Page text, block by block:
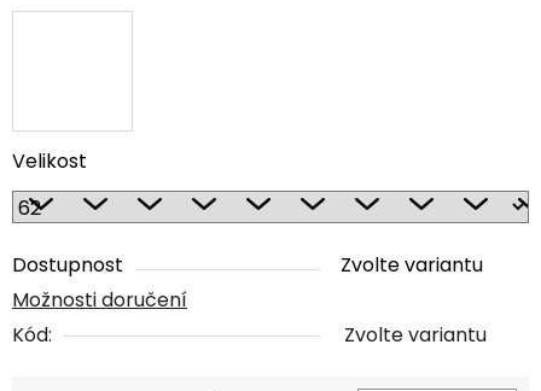
Velikost
Dostupnost
Zvolte variantu
Možnosti doručení
Kód:
Zvolte variantu